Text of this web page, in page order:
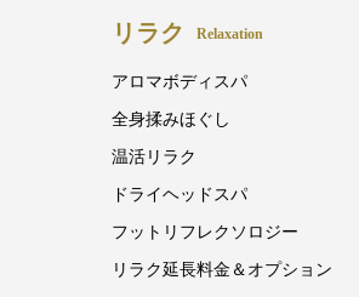
リラク Relaxation
アロマボディスパ
全身揉みほぐし
温活リラク
ドライヘッドスパ
フットリフレクソロジー
リラク延長料金＆オプション